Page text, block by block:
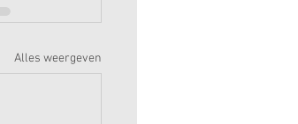
Alles weergeven